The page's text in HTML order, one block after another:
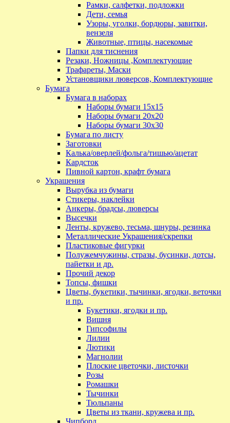
Рамки, салфетки, подложки
Дети, семья
Узоры, уголки, бордюры, завитки,
вензеля
Животные, птицы, насекомые
Папки для тиснения
Резаки, Ножницы ,Комплектующие
Трафареты, Маски
Установщики люверсов, Комплектующие
Бумага
Бумага в наборах
Наборы бумаги 15х15
Наборы бумаги 20х20
Наборы бумаги 30х30
Бумага по листу
Заготовки
Калька/оверлей/фольга/тишью/ацетат
Кардсток
Пивной картон, крафт бумага
Украшения
Вырубка из бумаги
Стикеры, наклейки
Анкеры, брадсы, люверсы
Высечки
Ленты, кружево, тесьма, шнуры, резинка
Металлические Украшения/скрепки
Пластиковые фигурки
Полужемчужины, стразы, бусинки, дотсы,
пайетки и др.
Прочий декор
Топсы, фишки
Цветы, букетики, тычинки, ягодки, веточки
и пр.
Букетики, ягодки и пр.
Вишня
Гипсофилы
Лилии
Лютики
Магнолии
Плоские цветочки, листочки
Розы
Ромашки
Тычинки
Тюльпаны
Цветы из ткани, кружева и пр.